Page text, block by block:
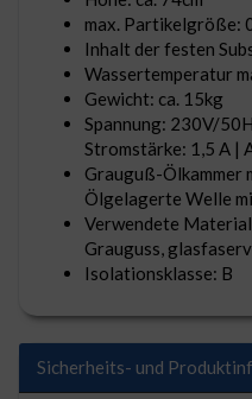
max. Partikelgröße:
Inhalt der festen
Wassertemperatur
Gewicht: ca. 15kg
Spannung: 230V/
Stromstärke: 1,5 A |
Grauguß-Ölkammer
Ölgelagerte Welle
Verwendete
Grauguss,
Isolationsklasse: B
Sicherheits- und